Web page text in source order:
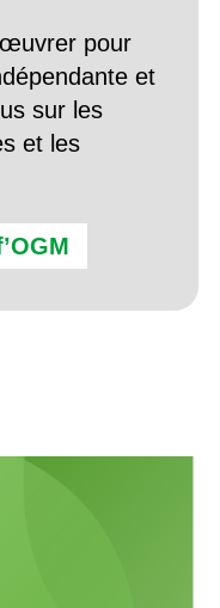
œuvrer pour
et
sur les
et les